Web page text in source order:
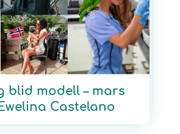
blid modell – mars
Castelano